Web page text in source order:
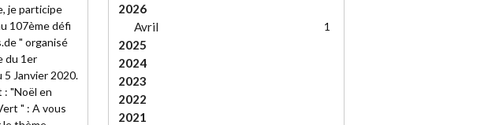
je participe
107ème défi
" organisé
du 1er
5 Janvier 2020.
: "Noël en
" : A vous
2026
Avril
1
2025
2024
2023
2022
2021